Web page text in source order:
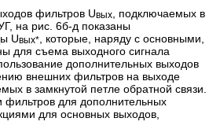
фильтров Uвых
, подключаемых в
на рис. 6б-д показаны
Uвых*
, которые, наряду с основными,
для съема выходного сигнала
дополнительных выходов
внешних фильтров на выходе
в замкнутой петле обратной связи.
для дополнительных
для основных выходов,